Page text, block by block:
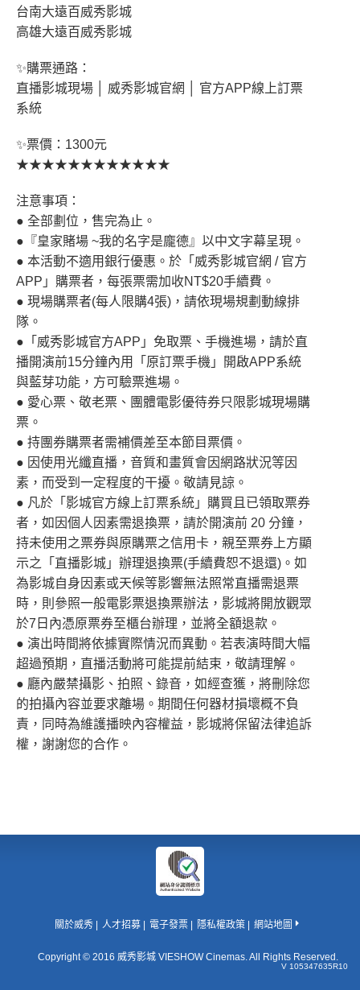
台南大遠百威秀影城
高雄大遠百威秀影城
✨購票通路：
直播影城現場 │ 威秀影城官網 │ 官方APP線上訂票
系統
✨票價：1300元
★★★★★★★★★★★★
注意事項：
● 全部劃位，售完為止。
●『皇家賭場 ~我的名字是龐德』以中文字幕呈現。
● 本活動不適用銀行優惠。於「威秀影城官網 / 官方
APP」購票者，每張票需加收NT$20手續費。
● 現場購票者(每人限購4張)，請依現場規劃動線排
隊。
●「威秀影城官方APP」免取票、手機進場，請於直
播開演前15分鐘內用「原訂票手機」開啟APP系統
與藍芽功能，方可驗票進場。
● 愛心票、敬老票、團體電影優待券只限影城現場購
票。
● 持團券購票者需補價差至本節目票價。
● 因使用光纖直播，音質和畫質會因網路狀況等因
素，而受到一定程度的干擾。敬請見諒。
● 凡於「影城官方線上訂票系統」購買且已領取票券
者，如因個人因素需退換票，請於開演前 20 分鐘，
持未使用之票券與原購票之信用卡，親至票券上方顯
示之「直播影城」辦理退換票(手續費恕不退還)。如
為影城自身因素或天候等影響無法照常直播需退票
時，則參照一般電影票退換票辦法，影城將開放觀眾
於7日內憑原票券至櫃台辦理，並將全額退款。
● 演出時間將依據實際情況而異動。若表演時間大幅
超過預期，直播活動將可能提前結束，敬請理解。
● 廳內嚴禁攝影、拍照、錄音，如經查獲，將刪除您
的拍攝內容並要求離場。期間任何器材損壞概不負
責，同時為維護播映內容權益，影城將保留法律追訴
權，謝謝您的合作。
Copyright © 2016 威秀影城 VIESHOW Cinemas. All Rights Reserved.
關於威秀 人才招募 電子發票 隱私權政策 網站地圖
V 105347635R10